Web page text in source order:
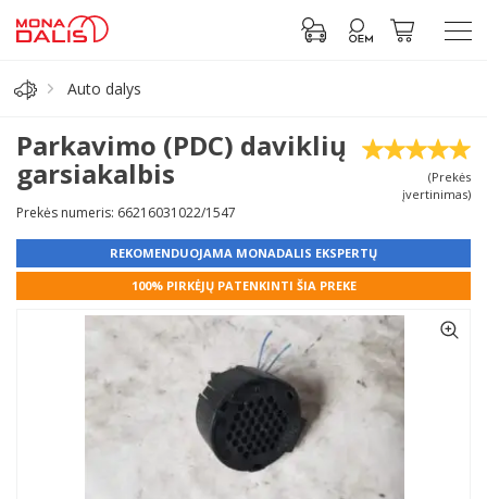
Alyva, tepalai
Antifrizas
Akumuliatorius
Prisijungti prie paskyros
Auto dalys
Parkavimo (PDC) daviklių
garsiakalbis
(Prekės
įvertinimas)
Prekės numeris: 66216031022/1547
REKOMENDUOJAMA MONADALIS EKSPERTŲ
100% PIRKĖJŲ PATENKINTI ŠIA PREKE